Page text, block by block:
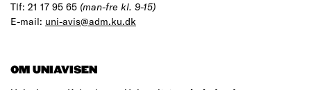
Tlf: 21 17 95 65 (man-fre kl. 9-15)
E-mail: uni-avis@adm.ku.dk
OM UNIAVISEN